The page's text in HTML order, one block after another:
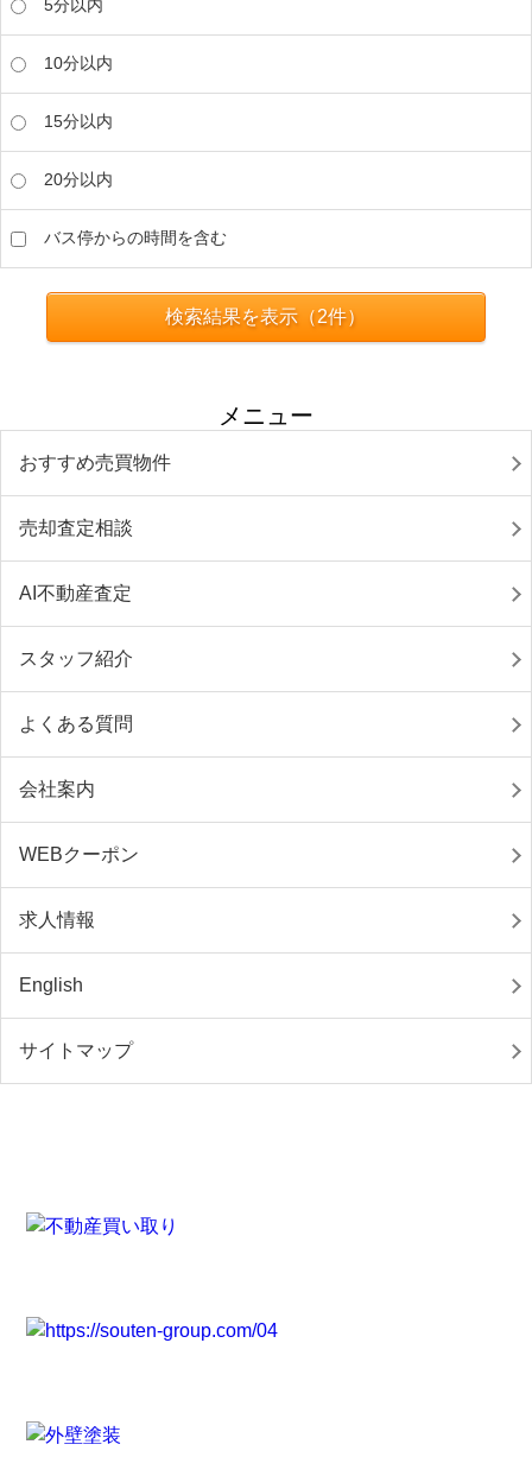
5分以内
10分以内
15分以内
20分以内
バス停からの時間を含む
検索結果を表示（2件）
メニュー
おすすめ売買物件
売却査定相談
AI不動産査定
スタッフ紹介
よくある質問
会社案内
WEBクーポン
求人情報
English
サイトマップ